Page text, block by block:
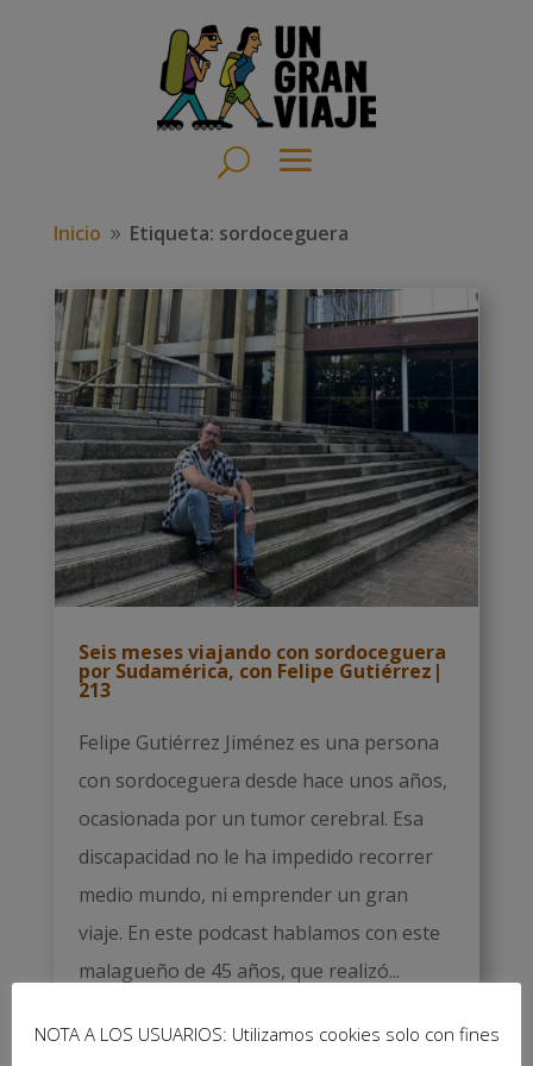
Inicio 9 Etiqueta: sordoceguera
Seis meses viajando con sordoceguera
por Sudamérica, con Felipe Gutiérrez|
213
Felipe Gutiérrez Jiménez es una persona
con sordoceguera desde hace unos años,
ocasionada por un tumor cerebral. Esa
discapacidad no le ha impedido recorrer
medio mundo, ni emprender un gran
viaje. En este podcast hablamos con este
malagueño de 45 años, que realizó...
Leer más
NOTA A LOS USUARIOS: Utilizamos cookies solo con fines